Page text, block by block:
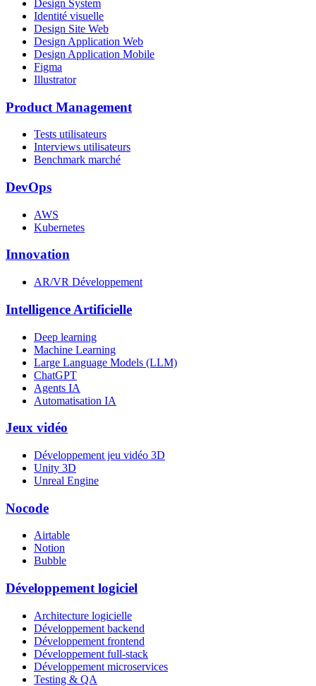
Design System
Identité visuelle
Design Site Web
Design Application Web
Design Application Mobile
Figma
Illustrator
Product Management
Tests utilisateurs
Interviews utilisateurs
Benchmark marché
DevOps
AWS
Kubernetes
Innovation
AR/VR Développement
Intelligence Artificielle
Deep learning
Machine Learning
Large Language Models (LLM)
ChatGPT
Agents IA
Automatisation IA
Jeux vidéo
Développement jeu vidéo 3D
Unity 3D
Unreal Engine
Nocode
Airtable
Notion
Bubble
Développement logiciel
Architecture logicielle
Développement backend
Développement frontend
Développement full-stack
Développement microservices
Testing & QA